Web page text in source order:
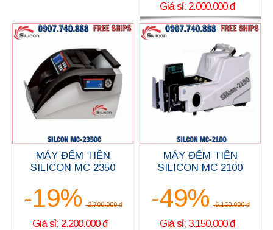
Giá sỉ: 2.000.000 đ
MÁY ĐẾM TIỀN
SILICON MC 2350
-19% 2.700.000 đ
Giá sỉ: 2.200.000 đ
MÁY ĐẾM TIỀN
SILICON MC 2100
-49% 6.150.000 đ
Giá sỉ: 3.150.000 đ